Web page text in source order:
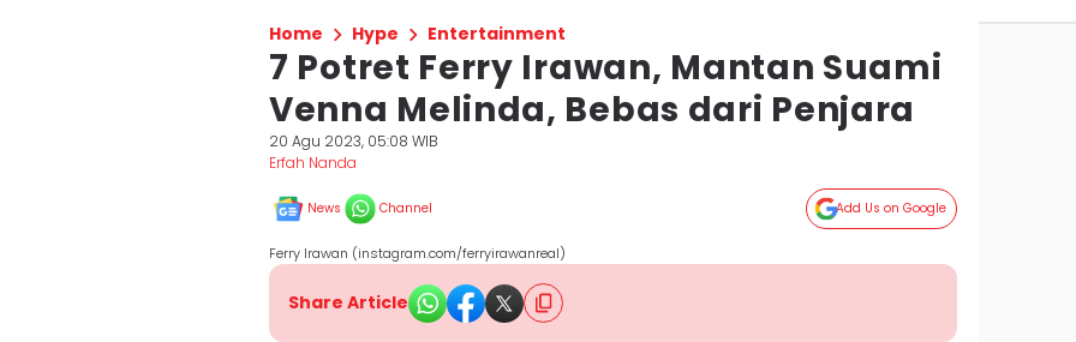
Home Hype Entertainment
7 Potret Ferry Irawan, Mantan Suami
Venna Melinda, Bebas dari Penjara
20 Agu 2023, 05:08 WIB
Erfah Nanda
News Channel Add Us on Google
Ferry Irawan (instagram.com/ferryirawanreal)
Share Article